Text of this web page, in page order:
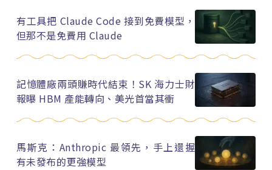
有工具把 Claude Code 接到免費模型，
但那不是免費用 Claude
記憶體廠兩頭賺時代結束！SK 海力士財
報曝 HBM 產能轉向、美光首當其衝
馬斯克：Anthropic 最領先，手上還握
有未發布的更強模型